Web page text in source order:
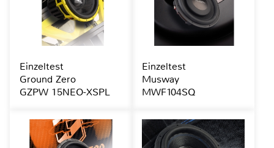
Einzeltest
Ground Zero
GZPW 15NEO-XSPL
Einzeltest
Musway
MWF104SQ